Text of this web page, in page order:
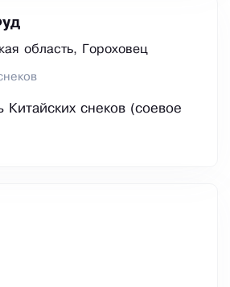
область, Гороховец
Китайских снеков (соевое